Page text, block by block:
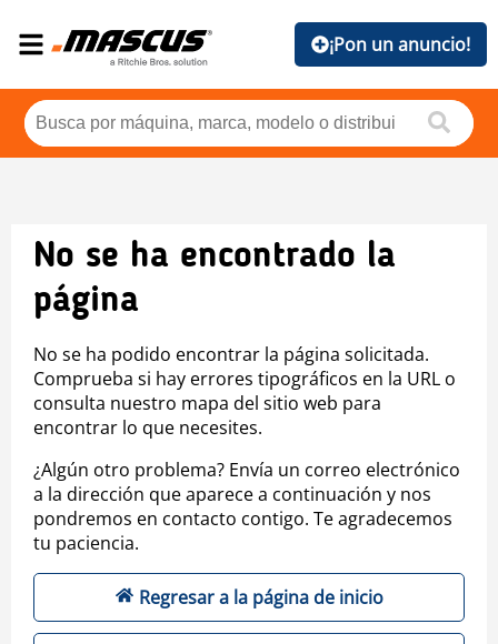
¡Pon un anuncio!
No se ha encontrado la
página
No se ha podido encontrar la página solicitada.
Comprueba si hay errores tipográficos en la URL o
consulta nuestro mapa del sitio web para
encontrar lo que necesites.
¿Algún otro problema? Envía un correo electrónico
a la dirección que aparece a continuación y nos
pondremos en contacto contigo. Te agradecemos
tu paciencia.
Regresar a la página de inicio